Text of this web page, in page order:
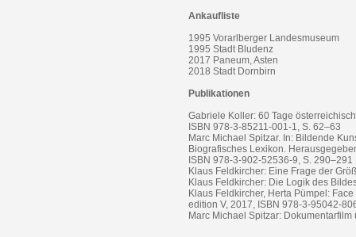
Ankaufliste
1995 Vorarlberger Landesmuseum
1995 Stadt Bludenz
2017 Paneum, Asten
2018 Stadt Dornbirn
Publikationen
Gabriele Koller: 60 Tage
ISBN 978-3-85211-001-1, S. 62–63
Marc Michael Spitzar. In: Bildende
Biografisches Lexikon.
ISBN 978-3-902-52536-9, S. 290–291
Klaus Feldkircher: Eine Frage der
Klaus Feldkircher: Die Logik des
Klaus Feldkircher, Herta Pümpel:
edition V, 2017, ISBN 978-3-95042-
Marc Michael Spitzar: